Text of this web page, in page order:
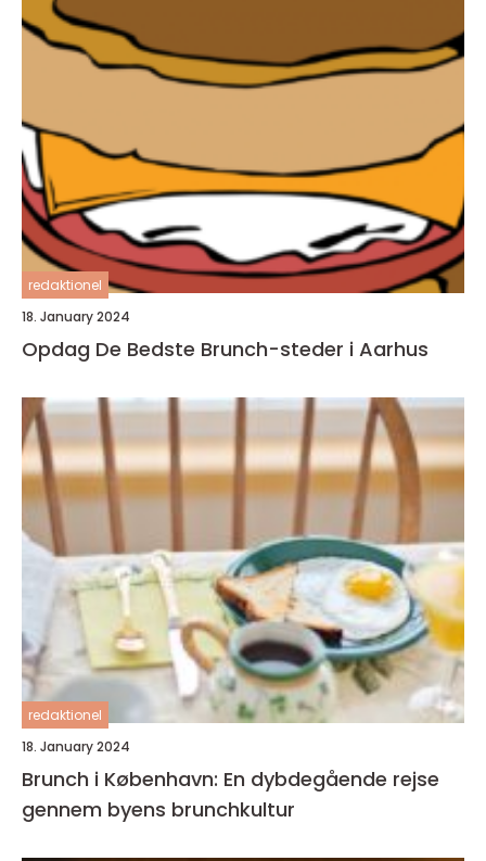
redaktionel
18. January 2024
Opdag De Bedste Brunch-steder i Aarhus
redaktionel
18. January 2024
Brunch i København: En dybdegående rejse
gennem byens brunchkultur